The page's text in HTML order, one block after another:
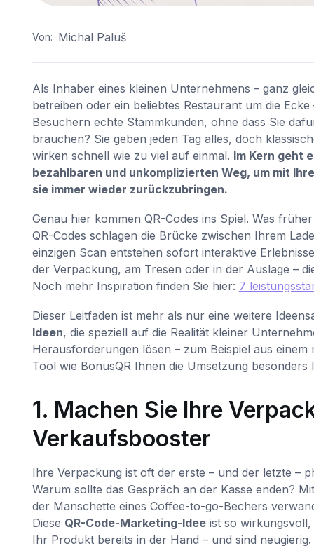
Von: Michal Paluš
Als Inhaber eines kleinen Unternehmens – ganz
betreiben oder ein beliebtes Restaurant um die
Besuchern echte Stammkunden, ohne dass Sie
brauchen? Sie geben jeden Tag alles, doch
wirken schnell wie zu viel auf einmal. Im Kern geht
bezahlbaren und unkomplizierten Weg, um mit
sie immer wieder zurückzubringen.
Genau hier kommen QR-Codes ins Spiel. Was
QR-Codes schlagen die Brücke zwischen Ihrem
einzigen Scan entstehen sofort interaktive
der Verpackung, am Tresen oder in der Auslage –
Noch mehr Inspiration finden Sie hier: 7
Dieser Leitfaden ist mehr als nur eine weitere
Ideen, die speziell auf die Realität kleiner
Herausforderungen lösen – zum Beispiel aus
Tool wie BonusQR Ihnen die Umsetzung
1. Machen Sie Ihre
Verkaufsbooster
Ihre Verpackung ist oft der erste – und der letzte –
Warum sollte das Gespräch an der Kasse enden?
der Manschette eines Coffee-to-go-Bechers
Diese QR-Code-Marketing-Ideeist so wirkungsvoll,
Ihr Produkt bereits in der Hand – und sind neugierig.